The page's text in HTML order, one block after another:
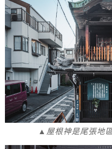
▲屋根神是尾張地